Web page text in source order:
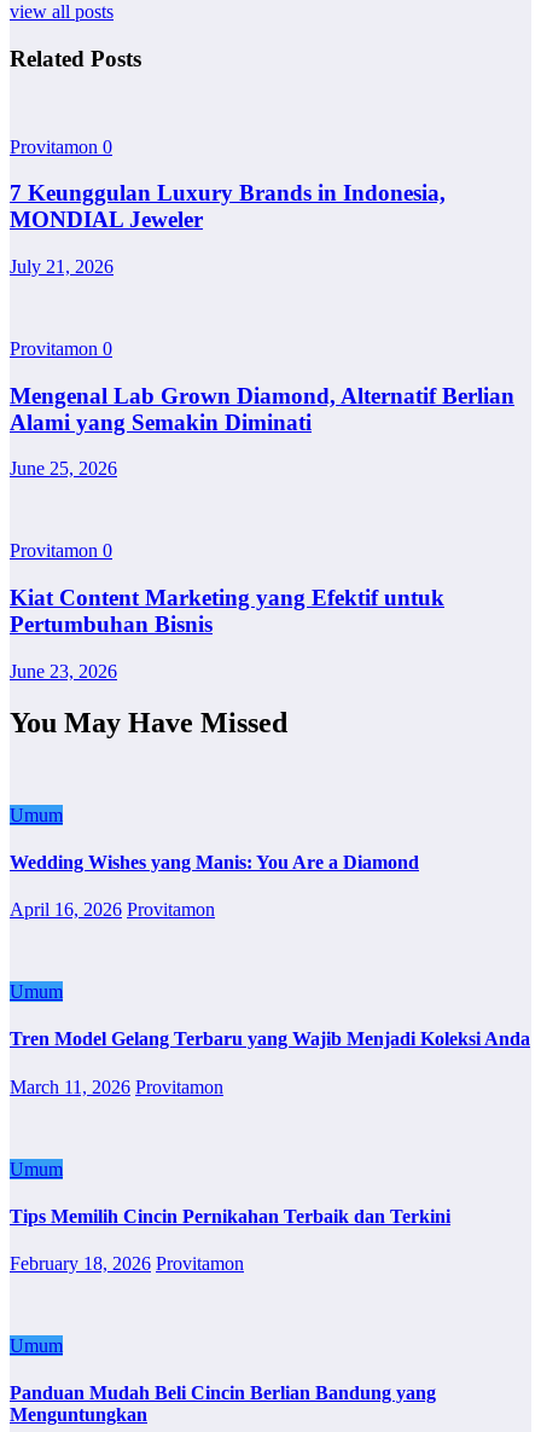
view all posts
Related Posts
Provitamon 0
7 Keunggulan Luxury Brands in Indonesia,
MONDIAL Jeweler
July 21, 2026
Provitamon 0
Mengenal Lab Grown Diamond, Alternatif Berlian
Alami yang Semakin Diminati
June 25, 2026
Provitamon 0
Kiat Content Marketing yang Efektif untuk
Pertumbuhan Bisnis
June 23, 2026
You May Have Missed
Umum
Wedding Wishes yang Manis: You Are a Diamond
April 16, 2026 Provitamon
Umum
Tren Model Gelang Terbaru yang Wajib Menjadi Koleksi Anda
March 11, 2026 Provitamon
Umum
Tips Memilih Cincin Pernikahan Terbaik dan Terkini
February 18, 2026 Provitamon
Umum
Panduan Mudah Beli Cincin Berlian Bandung yang
Menguntungkan